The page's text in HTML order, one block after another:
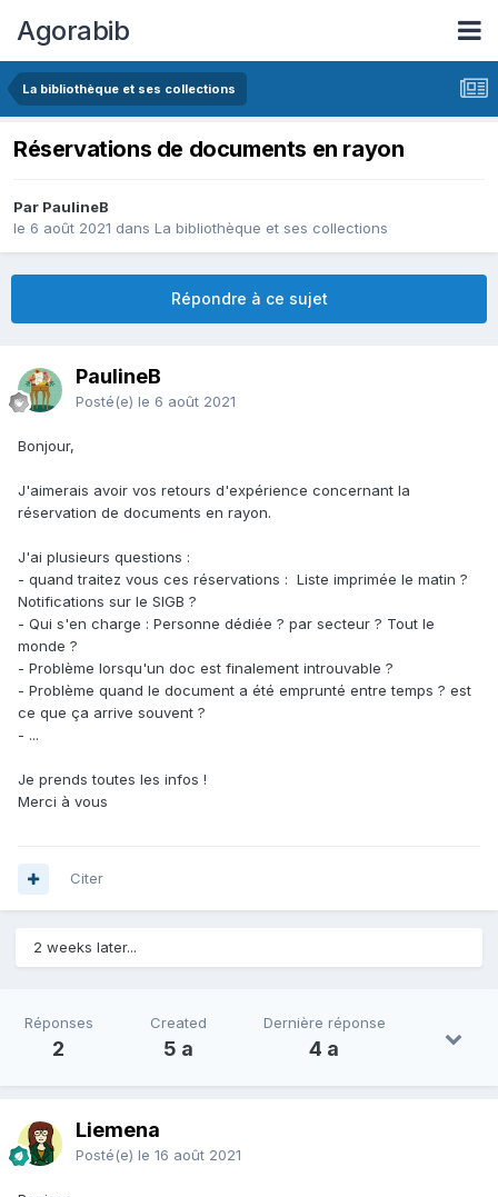
Agorabib
La bibliothèque et ses collections
Réservations de documents en rayon
Par PaulineB
le 6 août 2021 dans La bibliothèque et ses collections
Répondre à ce sujet
PaulineB
Posté(e) le 6 août 2021
Bonjour,
J'aimerais avoir vos retours d'expérience concernant la
réservation de documents en rayon.
J'ai plusieurs questions :
- quand traitez vous ces réservations : Liste imprimée le matin ?
Notifications sur le SIGB ?
- Qui s'en charge : Personne dédiée ? par secteur ? Tout le
monde ?
- Problème lorsqu'un doc est finalement introuvable ?
- Problème quand le document a été emprunté entre temps ? est
ce que ça arrive souvent ?
- ...
Je prends toutes les infos !
Merci à vous
Citer
2 weeks later...
Réponses
2
Created
5 a
Dernière réponse
4 a
Liemena
Posté(e) le 16 août 2021